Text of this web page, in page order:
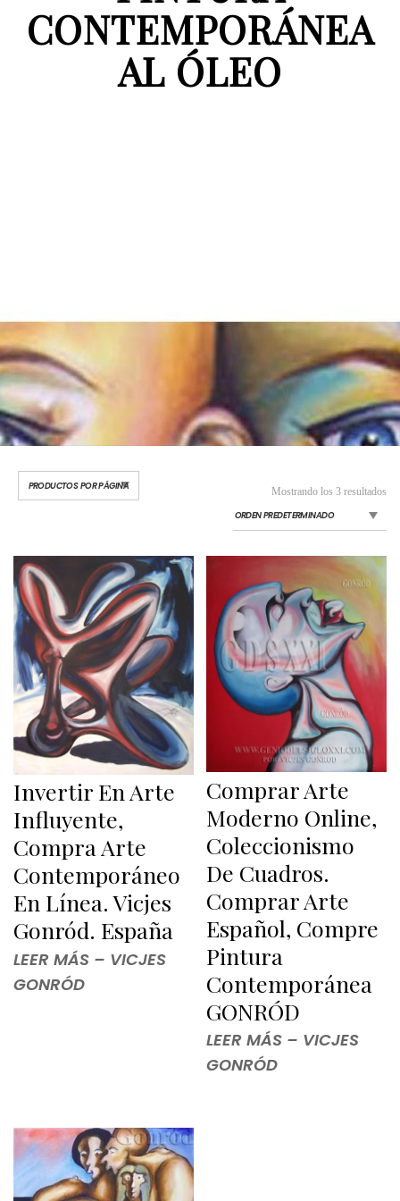
CONTEMPORÁNEA
AL ÓLEO
Mostrando los 3 resultados
Invertir En Arte
Influyente,
Compra Arte
Contemporáneo
En Línea. Vicjes
Gonród. España
LEER MÁS – VICJES
GONRÓD
Comprar Arte
Moderno Online,
Coleccionismo
De Cuadros.
Comprar Arte
Español, Compre
Pintura
Contemporánea
GONRÓD
LEER MÁS – VICJES
GONRÓD